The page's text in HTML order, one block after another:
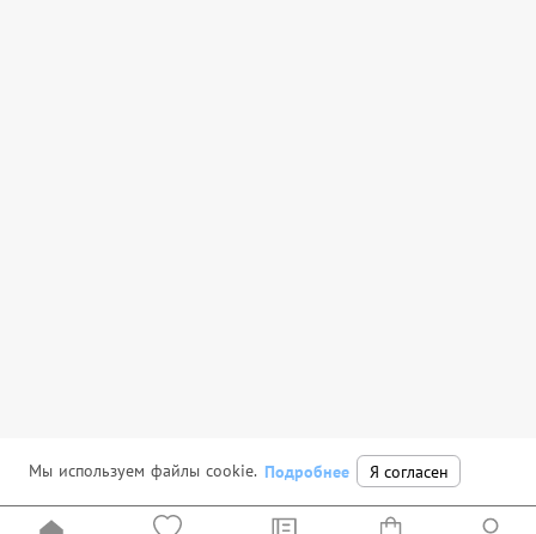
Мы используем файлы cookie. Подробнее Я согласен